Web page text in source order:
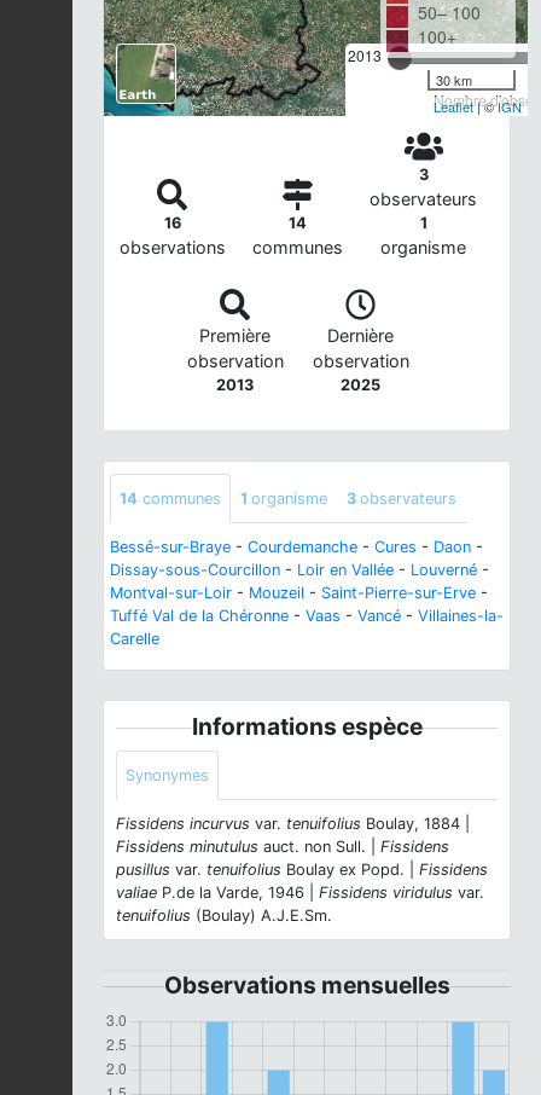
2013
Nombre
50– 100
100+
30 km
Leaflet| ©IGN
16
observations
14
communes
3
observateurs
1
organisme
Première
observation
2013
Dernière
observation
2025
14 communes 1 organisme 3 observateurs
Bessé-sur-Braye - Courdemanche - Cures - Daon -
Dissay-sous-Courcillon - Loir en Vallée - Louverné -
Montval-sur-Loir - Mouzeil - Saint-Pierre-sur-Erve -
Tuffé Val de la Chéronne - Vaas - Vancé - Villaines-la-
Carelle
Informations espèce
Synonymes
Fissidens incurvus var. tenuifolius Boulay, 1884 |
Fissidens minutulus auct. non Sull. | Fissidens
pusillus var. tenuifolius Boulay ex Popd. | Fissidens
valiae P.de la Varde, 1946 | Fissidens viridulus var.
tenuifolius (Boulay) A.J.E.Sm.
Observations mensuelles